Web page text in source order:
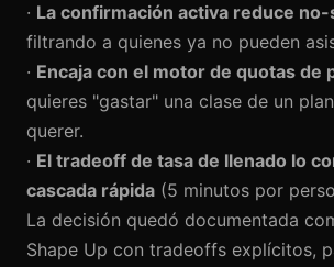
· La confirmación activa reduce
filtrando a quienes ya no pueden
· Encaja con el motor de quotas de
quieres "gastar" una clase de un
querer.
· El tradeoff de tasa de llenado lo
cascada rápida (5 minutos por
La decisión quedó documentada
Shape Up con tradeoffs explícitos,